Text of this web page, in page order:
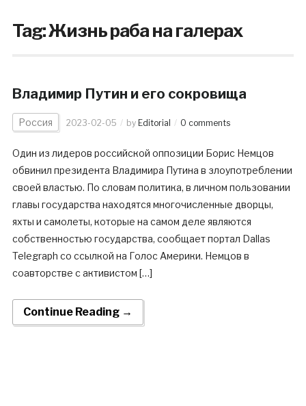
Tag:Жизнь раба на галерах
Владимир Путин и его сокровища
Россия 2023-02-05 by Editorial 0 comments
Один из лидеров российской оппозиции Борис Немцов
обвинил президента Владимира Путина в злоупотреблении
своей властью. По словам политика, в личном пользовании
главы государства находятся многочисленные дворцы,
яхты и самолеты, которые на самом деле являются
собственностью государства, сообщает портал Dallas
Telegraph со ссылкой на Голос Америки. Немцов в
соавторстве с активистом […]
Continue Reading →